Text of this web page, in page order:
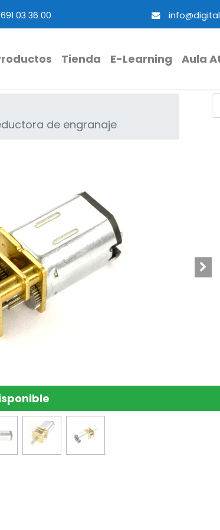
691 03 36 00
Tienda E-Learning Aula
de engranaje